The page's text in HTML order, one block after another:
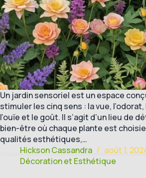
Un jardin sensoriel est un espace
stimuler les cinq sens : la vue,
l’ouïe et le goût. Il s’agit d’un lieu de
bien-être où chaque plante est
qualités esthétiques,…
Hickson Cassandra
août 1,
Décoration et Esthétique